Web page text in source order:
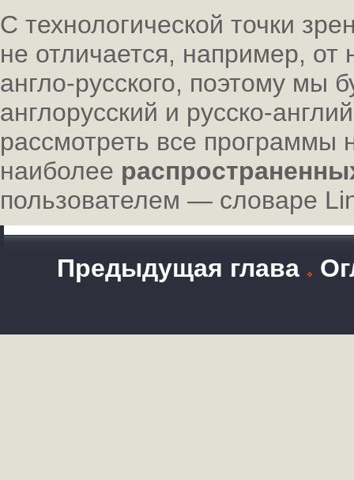
С технологической точки
не отличается, например,
англо-русского, поэтому мы
англорусский и русско-
рассмотреть все
наиболее
пользователем — словаре
Предыдущая глава